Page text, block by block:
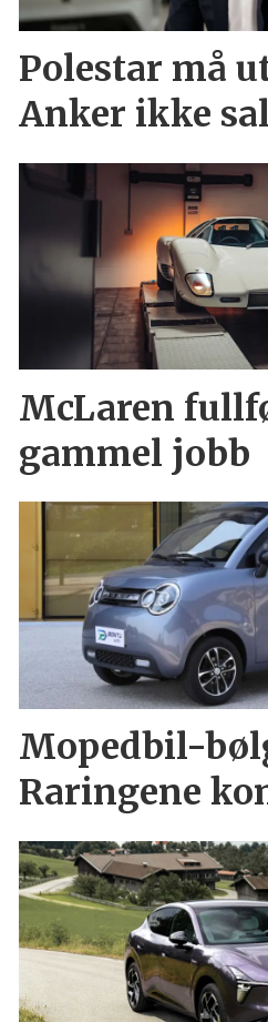
Polestar må
Anker ikke
McLaren
gammel jobb
Mopedbil-
Raringene